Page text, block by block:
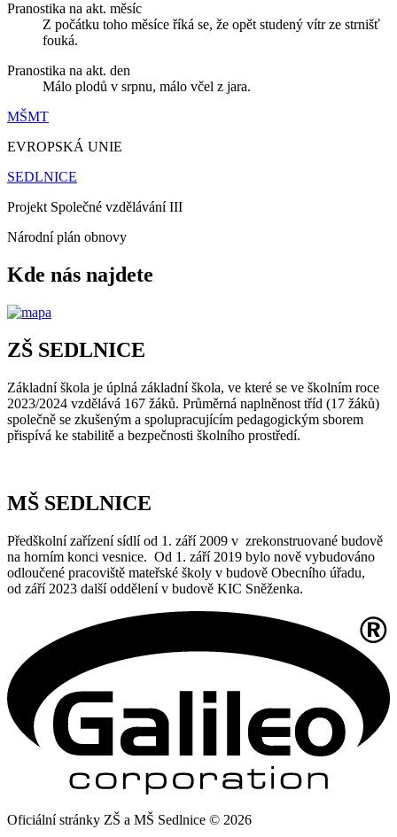
Pranostika na akt. měsíc
Z počátku toho měsíce říká se, že opět studený vítr ze strnišť
fouká.
Pranostika na akt. den
Málo plodů v srpnu, málo včel z jara.
MŠMT
EVROPSKÁ UNIE
SEDLNICE
Projekt Společné vzdělávání III
Národní plán obnovy
Kde nás najdete
ZŠ SEDLNICE
Základní škola je úplná základní škola, ve které se ve školním roce
2023/2024 vzdělává 167 žáků. Průměrná naplněnost tříd (17 žáků)
společně se zkušeným a spolupracujícím pedagogickým sborem
přispívá ke stabilitě a bezpečnosti školního prostředí.
MŠ SEDLNICE
Předškolní zařízení sídlí od 1. září 2009 v zrekonstruované budově
na horním konci vesnice. Od 1. září 2019 bylo nově vybudováno
odloučené pracoviště mateřské školy v budově Obecního úřadu,
od září 2023 další oddělení v budově KIC Sněženka.
Oficiální stránky ZŠ a MŠ Sedlnice © 2026